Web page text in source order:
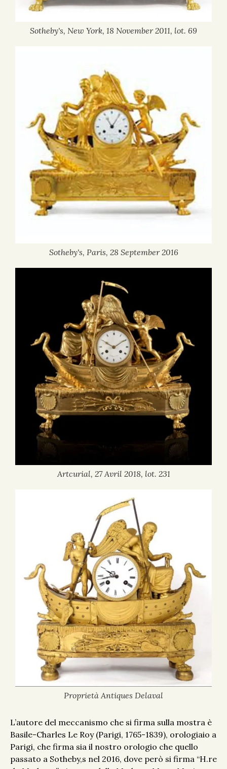
Sotheby's, New York, 18 November 2011, lot. 69
Sotheby's, Paris, 28 September 2016
Artcurial, 27 Avril 2018, lot. 231
Proprietà Antiques Delaval
L’autore del meccanismo che si firma sulla mostra è
Basile-Charles Le Roy (Parigi, 1765-1839), orologiaio a
Parigi, che firma sia il nostro orologio che quello
passato a Sotheby,s nel 2016, dove però si firma “H.re